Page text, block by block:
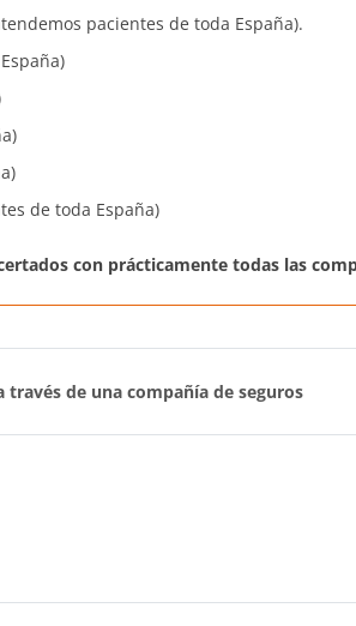
pacientes de toda España).
de toda España)
con prácticamente todas las
de una compañía de seguros